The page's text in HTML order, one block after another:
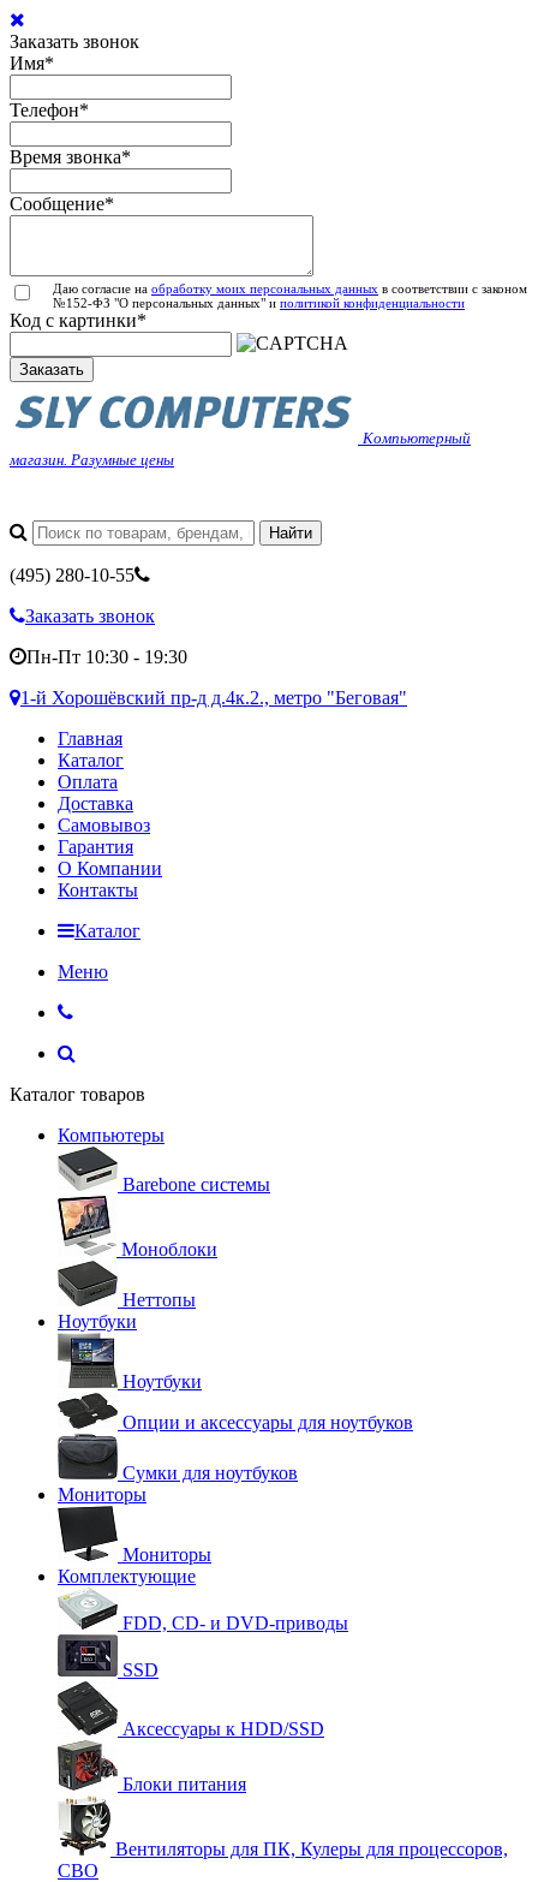
Заказать звонок
Имя*
Телефон*
Время звонка*
Сообщение*
Даю согласие на обработку моих персональных данных в соответствии с законом
№152-ФЗ "О персональных данных" и политикой конфиденциальности
Код с картинки*
Заказать
Компьютерный
магазин. Разумные цены
(495) 280-10-55
Заказать звонок
Пн-Пт 10:30 - 19:30
1-й Хорошёвский пр-д д.4к.2., метро "Беговая"
Главная
Каталог
Оплата
Доставка
Самовывоз
Гарантия
О Компании
Контакты
Каталог
Меню
Каталог товаров
Компьютеры
Barebone системы
Моноблоки
Неттопы
Ноутбуки
Ноутбуки
Опции и аксессуары для ноутбуков
Сумки для ноутбуков
Мониторы
Мониторы
Комплектующие
FDD, CD- и DVD-приводы
SSD
Аксессуары к HDD/SSD
Блоки питания
Вентиляторы для ПК, Кулеры для процессоров,
СВО